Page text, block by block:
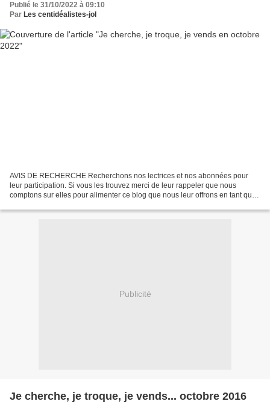
Publié le 31/10/2022 à 09:10
Par Les centidéalistes-jol
AVIS DE RECHERCHE Recherchons nos lectrices et nos abonnées pour
leur participation. Si vous les trouvez merci de leur rappeler que nous
comptons sur elles pour alimenter ce blog que nous leur offrons en tant que
Publicité
Je cherche, je troque, je vends... octobre 2016